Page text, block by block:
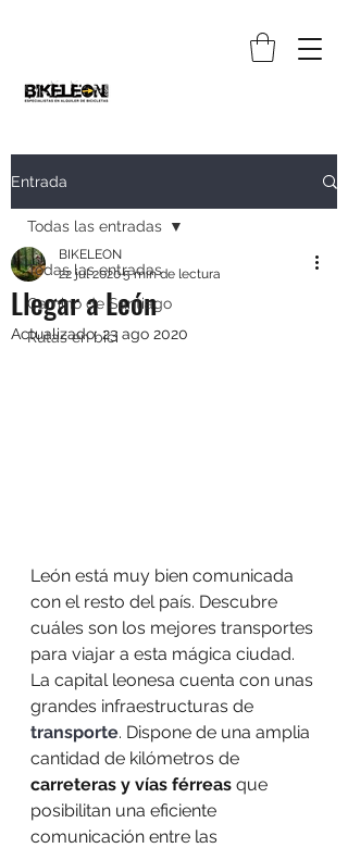
Entrada
Todas las entradas
Camino de Santiago
Rutas en bici
Todas las entradas
Llegar a León
BIKELEON
22 jul 20205 min de lectura
Actualizado:23 ago 2020
León está muy bien comunicada
con el resto del país. Descubre
cuáles son los mejores transportes
para viajar a esta mágica ciudad.
La capital leonesa cuenta con unas
grandes infraestructuras de
transporte. Dispone de una amplia
cantidad de kilómetros de
carreteras y vías férreas que
posibilitan una eficiente
comunicación entre las